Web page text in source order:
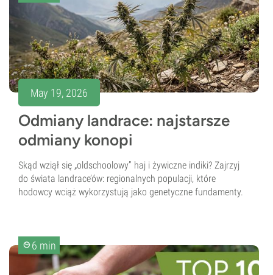
May 19, 2026
Odmiany landrace: najstarsze
odmiany konopi
Skąd wziął się „oldschoolowy” haj i żywiczne indiki? Zajrzyj
do świata landrace’ów: regionalnych populacji, które
hodowcy wciąż wykorzystują jako genetyczne fundamenty.
6 min